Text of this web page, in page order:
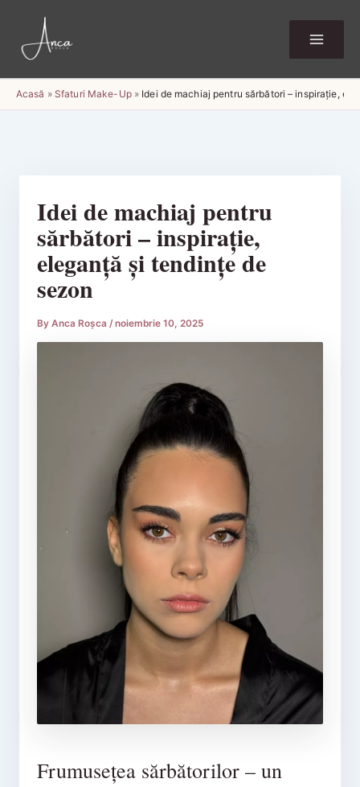
content
Acasă » Sfaturi Make-Up» Idei de machiaj pentru sărbători – inspirație,
Idei de machiaj pentru
sărbători – inspirație,
eleganță și tendințe de
sezon
By Anca Roșca /noiembrie 10, 2025
Frumusețea sărbătorilor – un